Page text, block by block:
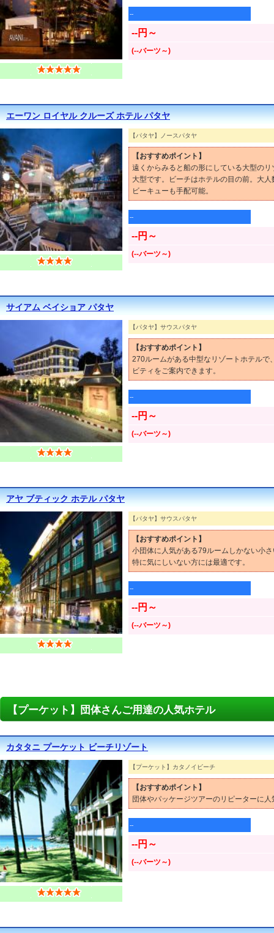
--
--円～
(--バーツ～)
エーワン ロイヤル クルーズ ホテル パタヤ
【パタヤ】ノースパタヤ
【おすすめポイント】
遠くからみると船の形にしている大型の
大型です。ビーチはホテルの目の前。大
ビーキューも手配可能。
--
--円～
(--バーツ～)
サイアム ベイショア パタヤ
【パタヤ】サウスパタヤ
【おすすめポイント】
270ルームがある中型なリゾートホテルで
ビティをご案内できます。
--
--円～
(--バーツ～)
アヤ ブティック ホテル パタヤ
【パタヤ】サウスパタヤ
【おすすめポイント】
小団体に人気がある79ルームしかない小
特に気にしいない方には最適です。
--
--円～
(--バーツ～)
【プーケット】団体さんご用達の人気ホテル
カタタニ プーケット ビーチリゾート
【プーケット】カタノイビーチ
【おすすめポイント】
団体やパッケージツアーのリピーターに
--
--円～
(--バーツ～)